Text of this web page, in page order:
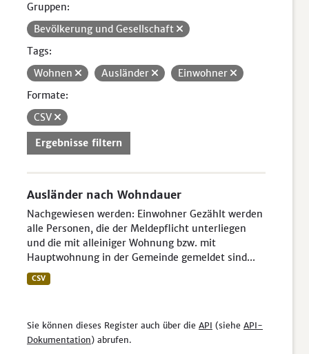
Gruppen:
Bevölkerung und Gesellschaft
Tags:
Wohnen
Ausländer
Einwohner
Formate:
CSV
Ergebnisse filtern
Ausländer nach Wohndauer
Nachgewiesen werden: Einwohner Gezählt werden
alle Personen, die der Meldepflicht unterliegen
und die mit alleiniger Wohnung bzw. mit
Hauptwohnung in der Gemeinde gemeldet sind...
CSV
Sie können dieses Register auch über die API (siehe API-
Dokumentation) abrufen.